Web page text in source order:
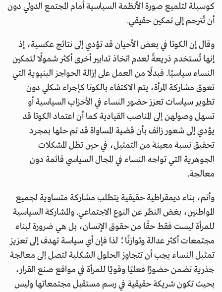
كوسيلة لتلميع صورة الأنظمة السياسية أمام المجتمع الدولي دون
أن تُترجم إلى تمكين حقيقي.
وقال إن الكوتا في بعض الأحيان قد تؤدي إلى نتائج عكسية، إذ
إنها تُستخدم ذريعةً لعدم اتخاذ تدابير أخرى أكثر شمولًا لتمكين
النساء سياسيًا. فبدلًا من العمل على إزالة الحواجز البنيوية التي
تعوق مشاركة المرأة، يتم الاكتفاء بالكوتا كإجراء شكلي دون
تطوير سياسات تعزز حضور النساء في الأحزاب السياسية أو
تسهل وصولهن إلى المناصب القيادية كما أن اعتماد الكوتا قد
يؤدي إلى شعور زائف بأن قضية المساواة قد تم حلها بمجرد
تحقيق نسبة معينة من التمثيل، في حين تظل المشكلات
الجوهرية التي تواجه النساء في المجال السياسي قائمة دون
معالجة.
وأتم، بناء ديمقراطية حقيقية يتطلب مشاركة متساوية لجميع
المواطنين، بغض النظر عن النوع الاجتماعي. والمشاركة السياسية
للمرأة ليست فقط حقًا من حقوق الإنسان، بل هي ضرورة لبناء
مجتمعات أكثر عدالة وتوازنًا؛ لذا فإن أي سياسة تهدف إلى تعزيز
تمثيل النساء يجب أن تتجاوز الحلول الشكلية لتصل إلى معالجة
جذرية تضمن حضورًا فعليًا وقويًا للمرأة في مواقع صنع القرار،
بحيث تكون شريكة حقيقية في رسم مستقبل مجتمعاتها وليس